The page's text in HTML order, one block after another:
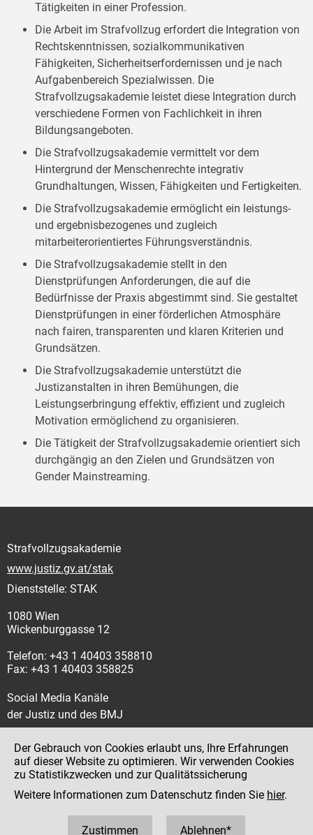
Tätigkeiten in einer Profession.
Die Arbeit im Strafvollzug erfordert die Integration von
Rechtskenntnissen, sozialkommunikativen
Fähigkeiten, Sicherheitserfordernissen und je nach
Aufgabenbereich Spezialwissen. Die
Strafvollzugsakademie leistet diese Integration durch
verschiedene Formen von Fachlichkeit in ihren
Bildungsangeboten.
Die Strafvollzugsakademie vermittelt vor dem
Hintergrund der Menschenrechte integrativ
Grundhaltungen, Wissen, Fähigkeiten und Fertigkeiten.
Die Strafvollzugsakademie ermöglicht ein leistungs-
und ergebnisbezogenes und zugleich
mitarbeiterorientiertes Führungsverständnis.
Die Strafvollzugsakademie stellt in den
Dienstprüfungen Anforderungen, die auf die
Bedürfnisse der Praxis abgestimmt sind. Sie gestaltet
Dienstprüfungen in einer förderlichen Atmosphäre
nach fairen, transparenten und klaren Kriterien und
Grundsätzen.
Die Strafvollzugsakademie unterstützt die
Justizanstalten in ihren Bemühungen, die
Leistungserbringung effektiv, effizient und zugleich
Motivation ermöglichend zu organisieren.
Die Tätigkeit der Strafvollzugsakademie orientiert sich
durchgängig an den Zielen und Grundsätzen von
Gender Mainstreaming.
Strafvollzugsakademie
www.justiz.gv.at/stak
Dienststelle: STAK
1080 Wien
Wickenburggasse 12
Telefon: +43 1 40403 358810
Fax: +43 1 40403 358825
Social Media Kanäle
der Justiz und des BMJ
Impressum
Datenschutz
Der Gebrauch von Cookies erlaubt uns, Ihre Erfahrungen
auf dieser Website zu optimieren. Wir verwenden Cookies
zu Statistikzwecken und zur Qualitätssicherung
Weitere Informationen zum Datenschutz finden Sie hier.
Zustimmen Ablehnen*